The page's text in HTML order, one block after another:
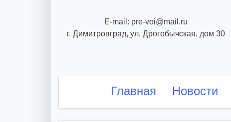
E-mail: pre-voi@mail.ru
г. Димитровград, ул. Дрогобычская, дом 30
Главная Новости